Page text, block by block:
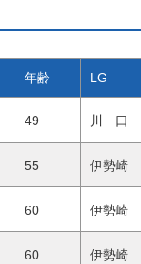
年齢 LG
49 川 口
55 伊勢崎
60 伊勢崎
60 伊勢崎